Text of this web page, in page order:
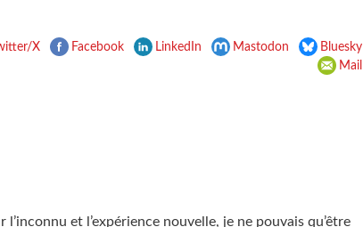
X Facebook LinkedIn Mastodon
Bluesky
Mail
et l’expérience nouvelle, je ne pouvais qu’être